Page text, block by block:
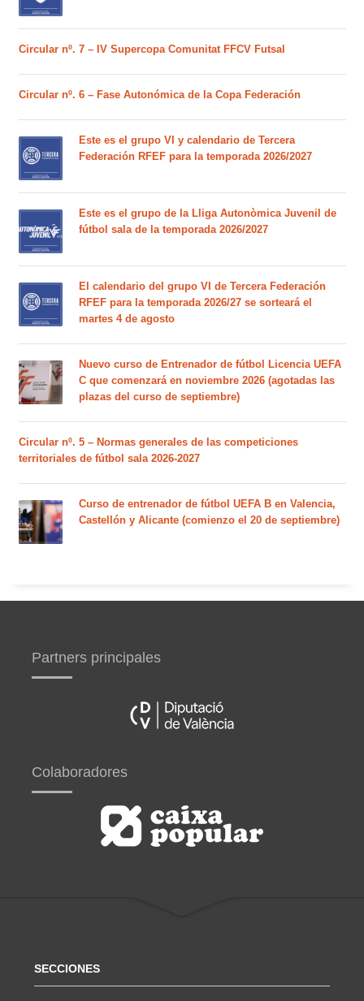
Circular nº. 7 – IV Supercopa Comunitat FFCV Futsal
Circular nº. 6 – Fase Autonómica de la Copa Federación
Este es el grupo VI y calendario de Tercera
Federación RFEF para la temporada 2026/2027
Este es el grupo de la Lliga Autonòmica Juvenil de
fútbol sala de la temporada 2026/2027
El calendario del grupo VI de Tercera Federación
RFEF para la temporada 2026/27 se sorteará el
martes 4 de agosto
Nuevo curso de Entrenador de fútbol Licencia UEFA
C que comenzará en noviembre 2026 (agotadas las
plazas del curso de septiembre)
Circular nº. 5 – Normas generales de las competiciones
territoriales de fútbol sala 2026-2027
Curso de entrenador de fútbol UEFA B en Valencia,
Castellón y Alicante (comienzo el 20 de septiembre)
Partners principales
Colaboradores
SECCIONES